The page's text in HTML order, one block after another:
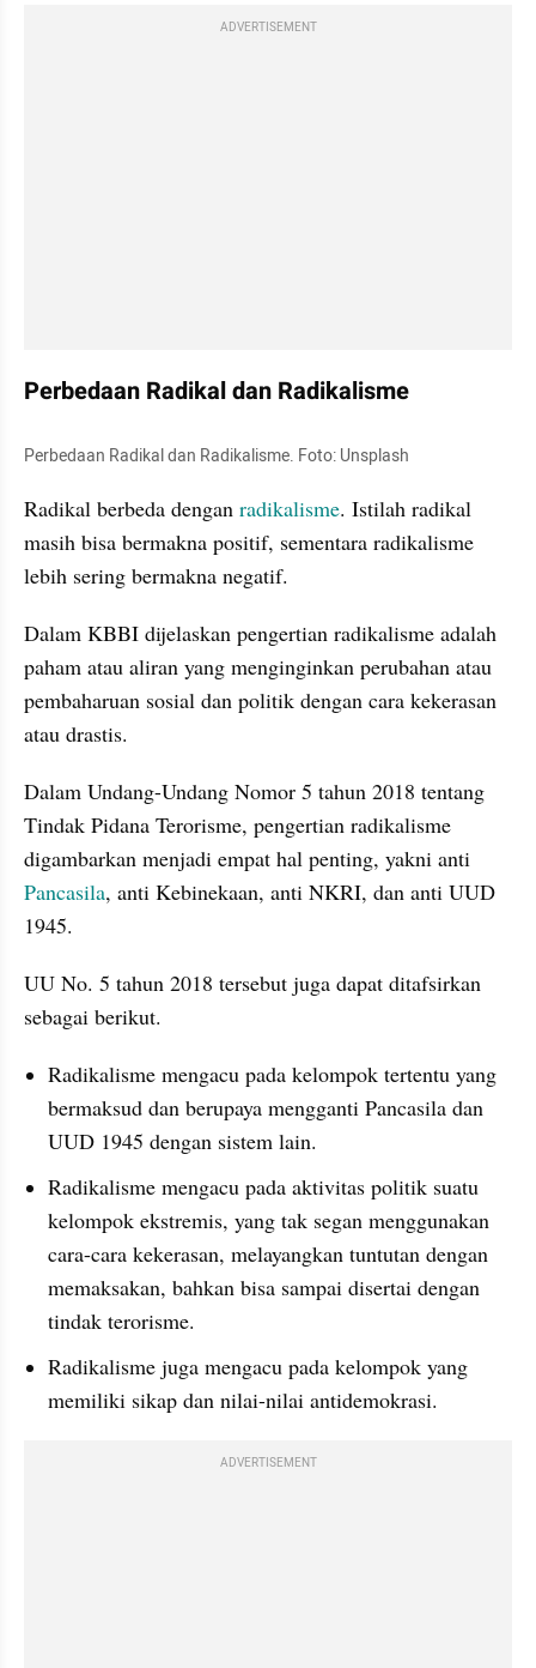
ADVERTISEMENT
Perbedaan Radikal dan Radikalisme
Perbedaan Radikal dan Radikalisme. Foto: Unsplash
Radikal berbeda dengan radikalisme. Istilah radikal
masih bisa bermakna positif, sementara radikalisme
lebih sering bermakna negatif.
Dalam KBBI dijelaskan pengertian radikalisme adalah
paham atau aliran yang menginginkan perubahan atau
pembaharuan sosial dan politik dengan cara kekerasan
atau drastis.
Dalam Undang-Undang Nomor 5 tahun 2018 tentang
Tindak Pidana Terorisme, pengertian radikalisme
Pancasila, anti Kebinekaan, anti NKRI, dan anti UUD
1945.
UU No. 5 tahun 2018 tersebut juga dapat ditafsirkan
sebagai berikut.
Radikalisme mengacu pada kelompok tertentu yang
bermaksud dan berupaya mengganti Pancasila dan
UUD 1945 dengan sistem lain.
Radikalisme mengacu pada aktivitas politik suatu
kelompok ekstremis, yang tak segan menggunakan
cara-cara kekerasan, melayangkan tuntutan dengan
memaksakan, bahkan bisa sampai disertai dengan
tindak terorisme.
Radikalisme juga mengacu pada kelompok yang
memiliki sikap dan nilai-nilai antidemokrasi.
ADVERTISEMENT